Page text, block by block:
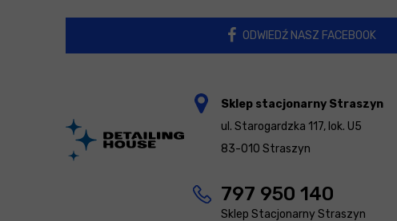
ODWIEDŹ NASZ FACEBOOK
Sklep stacjonarny Straszyn
ul. Starogardzka 117, lok. U5
83-010 Straszyn
797 950 140
Sklep Stacjonarny Straszyn